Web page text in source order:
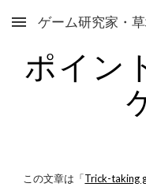
Skip to main content
ポイン
この文章は「Trick-taking